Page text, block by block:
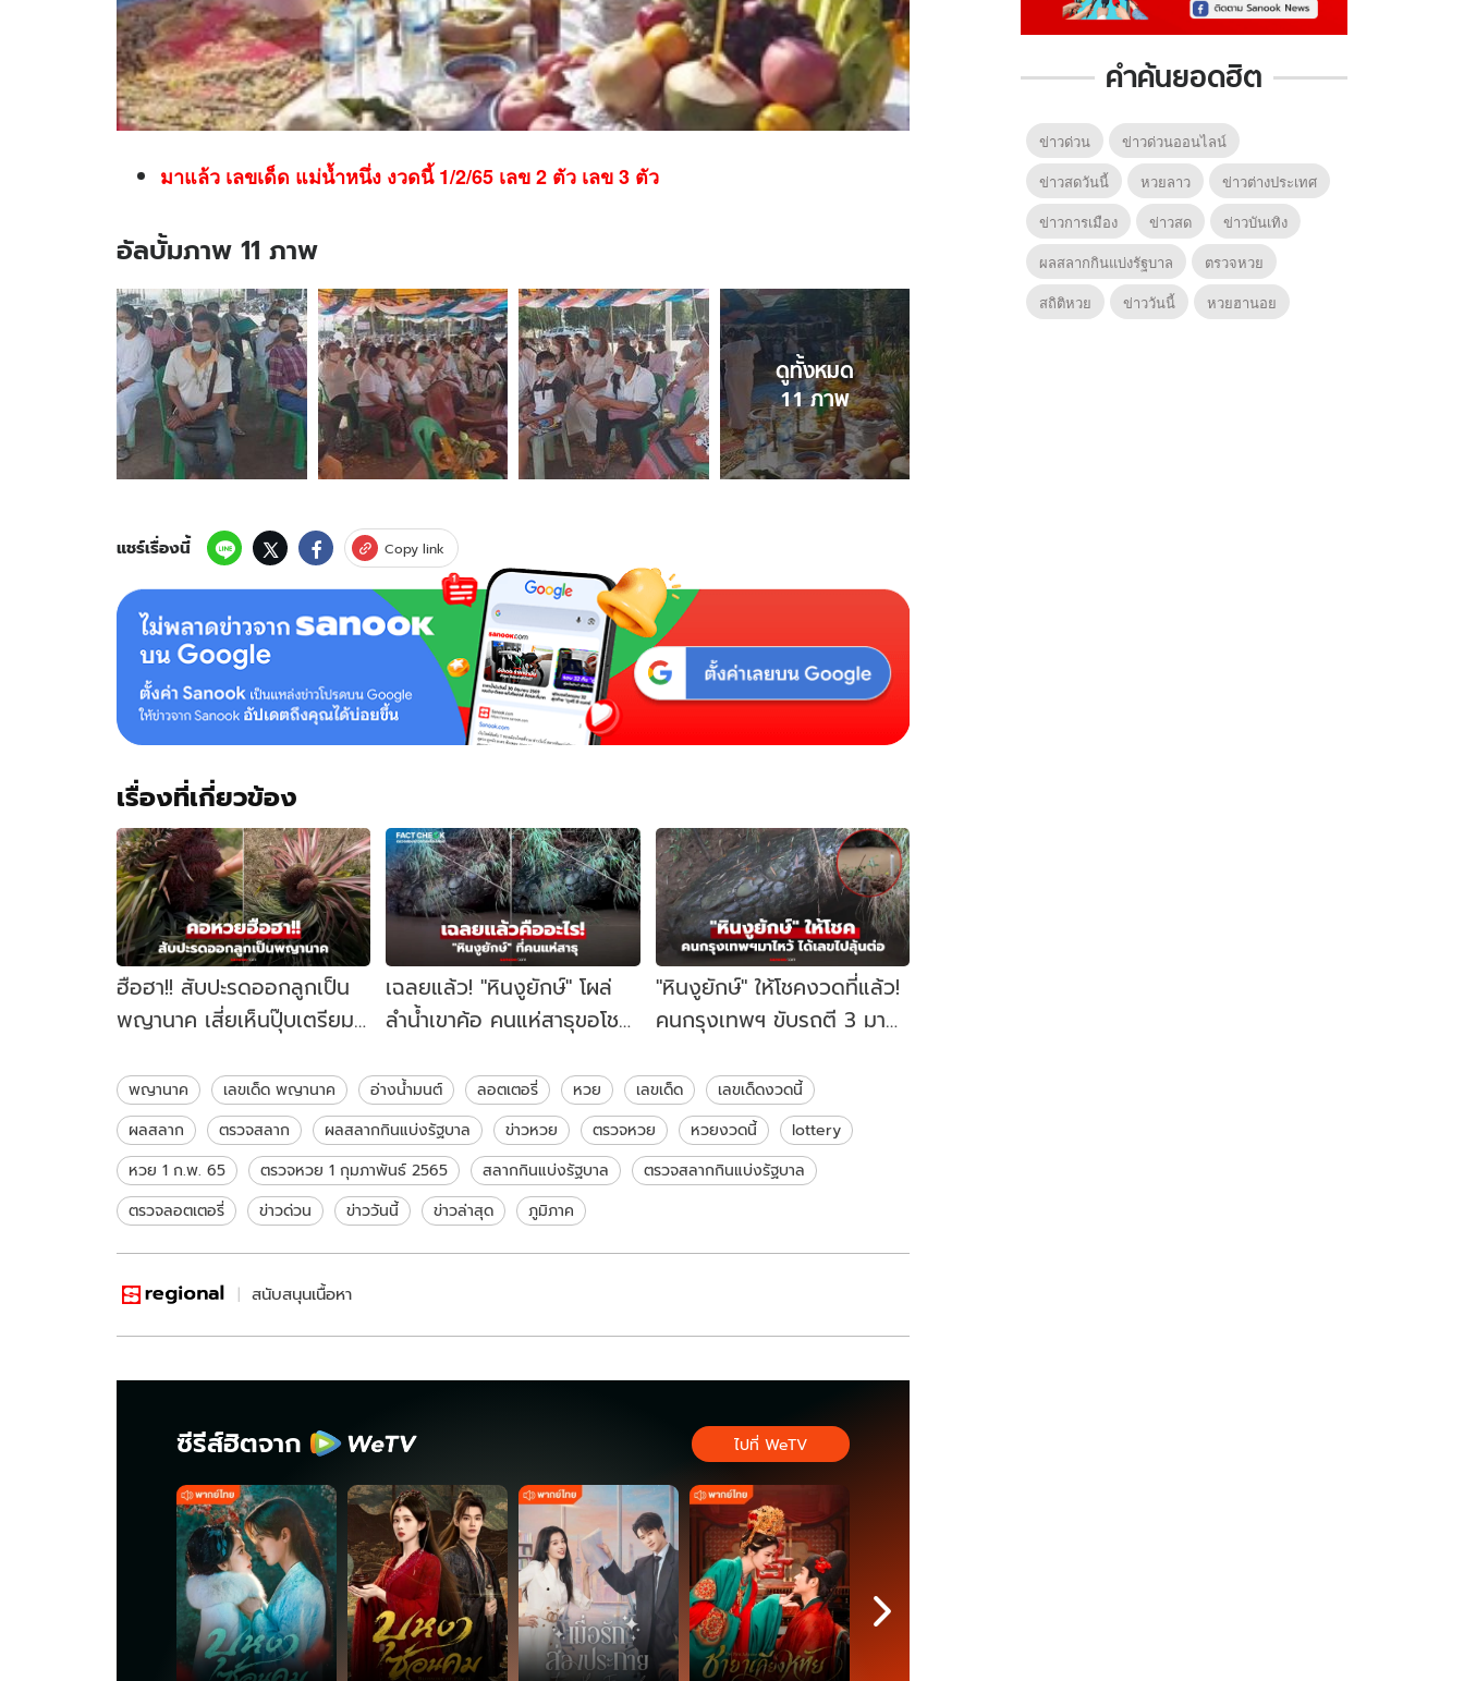
มาแล้ว เลขเด็ด แม่น้ำหนึ่ง งวดนี้ 1/2/65 เลข 2 ตัว เลข 3 ตัว
อัลบั้มภาพ 11 ภาพ
อัลบั้ม
ภาพ
11
ภาพ
ของ
ชาว
เพชรบูรณ์
บวงสรวง
สร้าง
หอ
แห่
ส่อง
อ่าง
น้ำมนต์
หวัง
โชค
งวด
ดูทั้งหมด
11ภาพ
แชร์เรื่องนี้ Copy link
เรื่องที่เกี่ยวข้อง
ฮือฮา!! สับปะรดออกลูกเป็น
พญานาค เสี่ยเห็นปุ๊บเตรียม
มี.ค.นี้
เฉลยแล้ว! "หินงูยักษ์" โผล่
ลำน้ำเขาค้อ คนแห่สาธุขอโชค
crack
"หินงูยักษ์" ให้โชคงวดที่แล้ว!
คนกรุงเทพฯ ขับรถตี 3 มา
พญานาค เลขเด็ด พญานาค อ่างน้ำมนต์ ลอตเตอรี่ หวย เลขเด็ด
เลขเด็ดงวดนี้
ผลสลาก
ตรวจสลาก ผลสลากกินแบ่งรัฐบาล ข่าวหวย ตรวจหวย หวยงวดนี้
lottery
หวย 1 ก.พ. 65
ตรวจหวย 1 กุมภาพันธ์ 2565 สลากกินแบ่งรัฐบาล
ตรวจสลากกินแบ่งรัฐบาล
ตรวจลอตเตอรี่
ข่าวด่วน ข่าววันนี้ ข่าวล่าสุด ภูมิภาค
สนับสนุนเนื้อหา
ซีรีส์ฮิตจาก ไปที่ WeTV
คำค้นยอดฮิต
ข่าวด่วน
ข่าวด่วนออนไลน์
ข่าวสดวันนี้
หวยลาว
ข่าวต่างประเทศ
ข่าวการเมือง
ข่าวสด
ข่าวบันเทิง
ผลสลากกินแบ่งรัฐบาล
ตรวจหวย
สถิติหวย
ข่าววันนี้ หวยฮานอย